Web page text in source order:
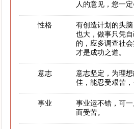
人的意见，您一定
性格
有创造计划的头
也大，做事只凭
的，应多调查社
才是成功之道。
意志
意志坚定，为理
佳，能忍受艰苦，
事业
事业运不错，可
而受苦。